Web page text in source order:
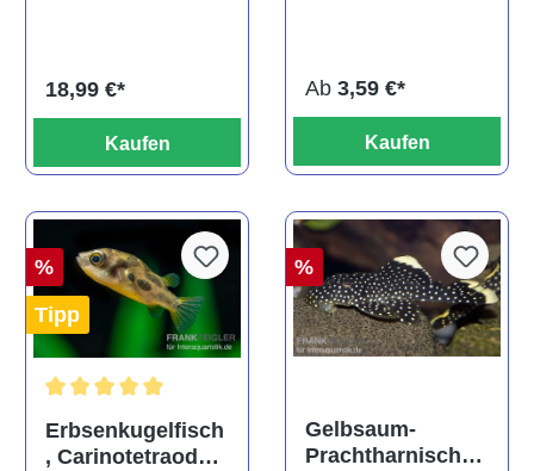
18,99 €*
Kaufen
Ab 3,59 €*
Kaufen
%
Tipp
Durchschnittliche Bewertung von 5 von 5 Sternen
Erbsenkugelfisch
, Carinotetraodon
%
Gelbsaum-
Prachtharnischw